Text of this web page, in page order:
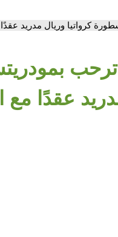
كرواتيا وريال مدريد عقدًا
ترحب
عقدًا مع